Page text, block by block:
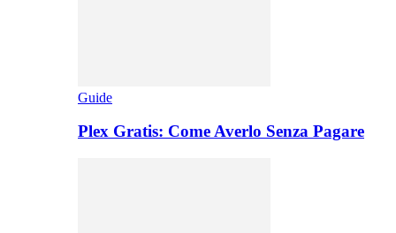
Guide
Plex Gratis: Come Averlo Senza Pagare